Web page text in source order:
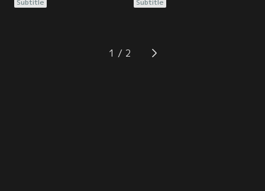
え、ロードマネージャーにも少しず
はジェハの気難しさがさほど不快で
はなかったが、フィリップはウニョ
るようになる。教会でのレコーディ
ョンに少しずつその気持ちを表し、
ウニョンもそれに心が揺れていた。
1